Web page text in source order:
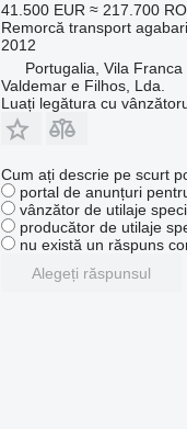
41.500 EUR ≈ 217.700
Remorcă transport
2012
Portugalia, Vila
Valdemar e Filhos, Lda.
Luați legătura cu
Cum ați descrie pe scurt
portal de anunțuri
vânzător de utilaje
producător de utilaje
nu există un răspuns
Alegeți răspunsul